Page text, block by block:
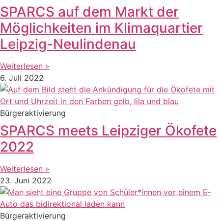
SPARCS auf dem Markt der
Möglichkeiten im Klimaquartier
Leipzig-Neulindenau
Weiterlesen »
6. Juli 2022
Bürgeraktivierung
SPARCS meets Leipziger Ökofete
2022
Weiterlesen »
23. Juni 2022
Bürgeraktivierung